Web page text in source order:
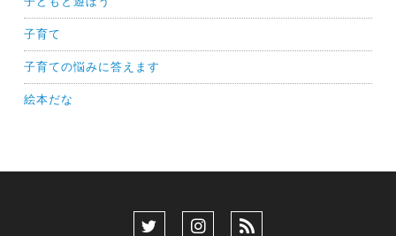
子育て
子育ての悩みに答えます
絵本だな